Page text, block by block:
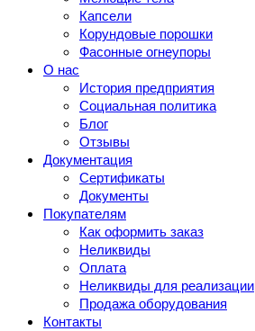
Капсели
Корундовые порошки
Фасонные огнеупоры
О нас
История предприятия
Социальная политика
Блог
Отзывы
Документация
Сертификаты
Документы
Покупателям
Как оформить заказ
Неликвиды
Оплата
Неликвиды для реализации
Продажа оборудования
Контакты